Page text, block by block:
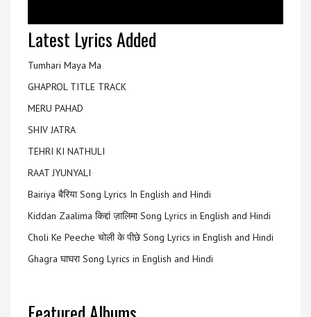
Latest Lyrics Added
Tumhari Maya Ma
GHAPROL TITLE TRACK
MERU PAHAD
SHIV JATRA
TEHRI KI NATHULI
RAAT JYUNYALI
Bairiya बैरिया Song Lyrics In English and Hindi
Kiddan Zaalima किद्दां ज़ालिमा Song Lyrics in English and Hindi
Choli Ke Peeche चोली के पीछे Song Lyrics in English and Hindi
Ghagra घाघरा Song Lyrics in English and Hindi